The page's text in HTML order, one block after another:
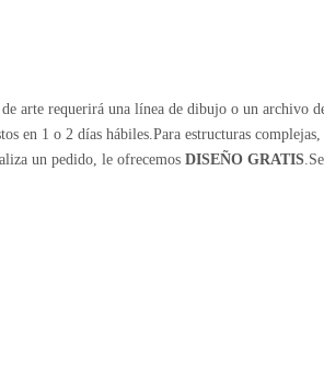
arte requerirá una línea de dibujo o un archivo
en 1 o 2 días hábiles.Para estructuras
un pedido, le ofrecemosDISEÑO GRATIS